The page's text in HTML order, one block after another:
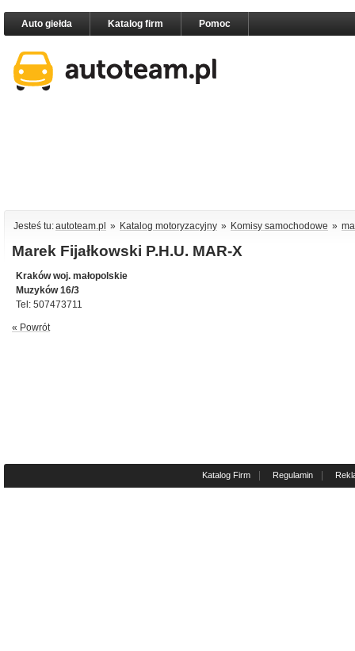
Auto giełda Katalog firm Pomoc
Jesteś tu:autoteam.pl » Katalog motoryzacyjny » Komisy samochodowe »
Marek Fijałkowski P.H.U. MAR-X
Kraków woj. małopolskie
Muzyków 16/3
Tel: 507473711
« Powrót
Katalog Firm | Regulamin |